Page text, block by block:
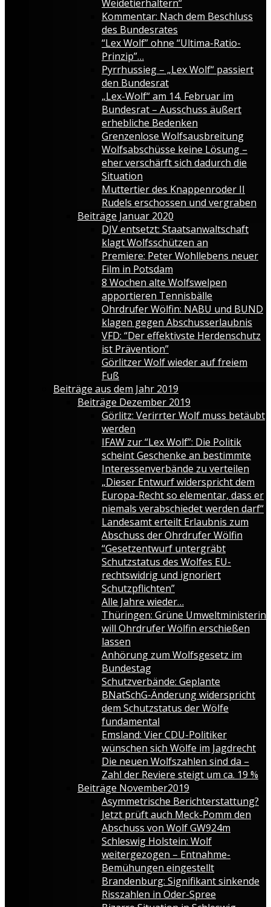
Weidetierhaltern“
Kommentar: Nach dem Beschluss
des Bundesrates
“Lex Wolf” ohne “Ultima-Ratio-
Prinzip”…
Pyrrhussieg – „Lex Wolf“ passiert
den Bundesrat
„Lex-Wolf“ am 14. Februar im
Bundesrat – Ausschuss äußert
erhebliche Bedenken
Grenzenlose Wolfsausbreitung
Wolfsabschüsse keine Lösung –
eher verschärft sich dadurch die
Situation
Muttertier des Knappenroder II
Rudels erschossen und vergraben
Beiträge Januar 2020
DJV entsetzt: Staatsanwaltschaft
klagt Wolfsschützen an
Premiere: Peter Wohllebens neuer
Film in Potsdam
8 Wochen alte Wolfswelpen
apportieren Tennisbälle
Ohrdrufer Wölfin: NABU und BUND
klagen gegen Abschusserlaubnis
VFD: “Der effektivste Herdenschutz
ist Prävention”
Görlitzer Wolf wieder auf freiem
Fuß
Beiträge aus dem Jahr 2019
Beiträge Dezember 2019
Görlitz: Verirrter Wolf muss betäubt
werden
IFAW zur “Lex Wolf”: Die Politik
scheint Geschenke an bestimmte
Interessenverbände zu verteilen
„Dieser Entwurf widerspricht dem
Europa-Recht so elementar, dass er
niemals verabschiedet werden darf“
Landesamt erteilt Erlaubnis zum
Abschuss der Ohrdrufer Wölfin
“Gesetzentwurf untergräbt
Schutzstatus des Wolfes EU-
rechtswidrig und ignoriert
Schutzpflichten”
Alle Jahre wieder…
Thüringen: Grüne Umweltministerin
will Ohrdrufer Wölfin erschießen
lassen
Anhörung zum Wolfsgesetz im
Bundestag
Schutzverbände: Geplante
BNatSchG-Änderung widerspricht
dem Schutzstatus der Wölfe
fundamental
Emsland: Vier CDU-Politiker
wünschen sich Wölfe im Jagdrecht
Die neuen Wolfszahlen sind da –
Zahl der Reviere steigt um ca. 19 %
Beiträge November2019
Asymmetrische Berichterstattung?
Jetzt prüft auch Meck-Pomm den
Abschuss von Wolf GW924m
Schleswig Holstein: Wolf
weitergezogen – Entnahme-
Bemühungen eingestellt
Brandenburg: Signifikant sinkende
Risszahlen in Oder-Spree